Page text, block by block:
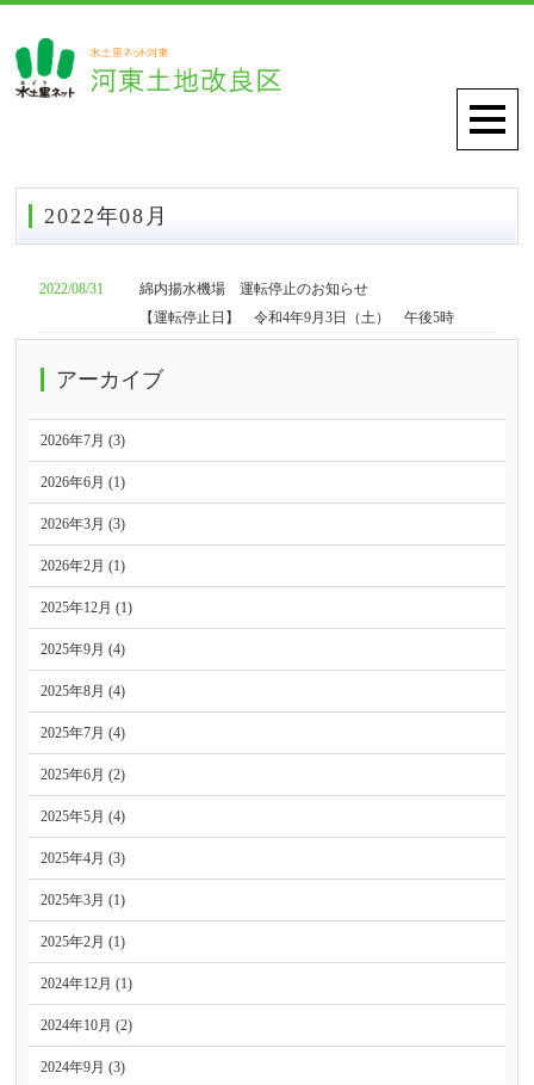
2022年08月
2022/08/31
綿内揚水機場 運転停止のお知らせ
【運転停止日】 令和4年9月3日（土） 午後5時
アーカイブ
2026年7月 (3)
2026年6月 (1)
2026年3月 (3)
2026年2月 (1)
2025年12月 (1)
2025年9月 (4)
2025年8月 (4)
2025年7月 (4)
2025年6月 (2)
2025年5月 (4)
2025年4月 (3)
2025年3月 (1)
2025年2月 (1)
2024年12月 (1)
2024年10月 (2)
2024年9月 (3)